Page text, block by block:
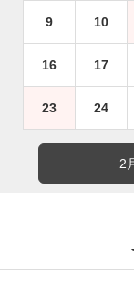
9 10
16 17
23 24
2